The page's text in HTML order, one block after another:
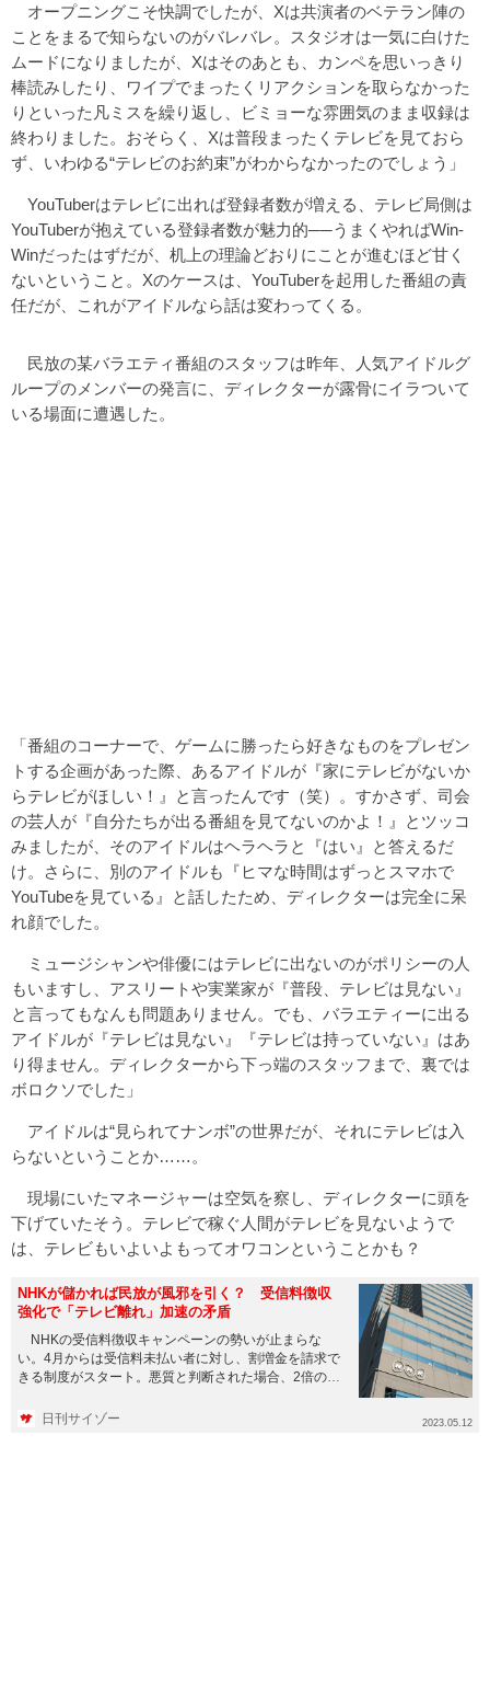
オープニングこそ快調でしたが、Xは共演者のベテラン陣の
ことをまるで知らないのがバレバレ。スタジオは一気に白けた
ムードになりましたが、Xはそのあとも、カンペを思いっきり
棒読みしたり、ワイプでまったくリアクションを取らなかった
りといった凡ミスを繰り返し、ビミョーな雰囲気のまま収録は
終わりました。おそらく、Xは普段まったくテレビを見ておら
ず、いわゆる“テレビのお約束”がわからなかったのでしょう」
YouTuberはテレビに出れば登録者数が増える、テレビ局側は
YouTuberが抱えている登録者数が魅力的──うまくやればWin-
Winだったはずだが、机上の理論どおりにことが進むほど甘く
ないということ。Xのケースは、YouTuberを起用した番組の責
任だが、これがアイドルなら話は変わってくる。
民放の某バラエティ番組のスタッフは昨年、人気アイドルグ
ループのメンバーの発言に、ディレクターが露骨にイラついて
いる場面に遭遇した。
「番組のコーナーで、ゲームに勝ったら好きなものをプレゼン
トする企画があった際、あるアイドルが『家にテレビがないか
らテレビがほしい！』と言ったんです（笑）。すかさず、司会
の芸人が『自分たちが出る番組を見てないのかよ！』とツッコ
みましたが、そのアイドルはヘラヘラと『はい』と答えるだ
け。さらに、別のアイドルも『ヒマな時間はずっとスマホで
YouTubeを見ている』と話したため、ディレクターは完全に呆
れ顔でした。
ミュージシャンや俳優にはテレビに出ないのがポリシーの人
もいますし、アスリートや実業家が『普段、テレビは見ない』
と言ってもなんも問題ありません。でも、バラエティーに出る
アイドルが『テレビは見ない』『テレビは持っていない』はあ
り得ません。ディレクターから下っ端のスタッフまで、裏では
ボロクソでした」
アイドルは“見られてナンボ”の世界だが、それにテレビは入
らないということか……。
現場にいたマネージャーは空気を察し、ディレクターに頭を
下げていたそう。テレビで稼ぐ人間がテレビを見ないようで
は、テレビもいよいよもってオワコンということかも？
NHKが儲かれば民放が風邪を引く？ 受信料徴収
強化で「テレビ離れ」加速の矛盾
NHKの受信料徴収キャンペーンの勢いが止まらな
い。4月からは受信料未払い者に対し、割増金を請求で
きる制度がスタート。悪質と判断された場合、2倍の割
日刊サイゾー 2023.05.12